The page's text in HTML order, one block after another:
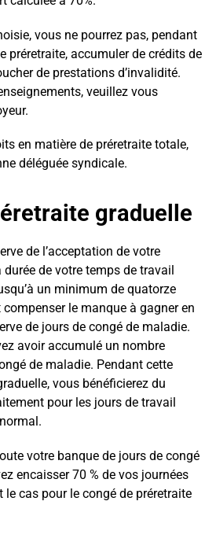
vous ne pourrez pas, pendant
préretraite, accumuler de crédits de
de prestations d’invalidité.
veuillez vous
en matière de préretraite totale,
déléguée syndicale.
graduelle
de l’acceptation de votre
de votre temps de travail
un minimum de quatorze
le manque à gagner en
de jours de congé de maladie.
avoir accumulé un nombre
de maladie. Pendant cette
vous bénéficierez du
pour les jours de travail
votre banque de jours de congé
encaisser 70 % de vos journées
le cas pour le congé de préretraite